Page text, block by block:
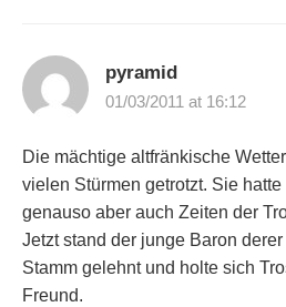
pyramid
01/03/2011 at 16:12
Die mächtige altfränkische
vielen Stürmen getrotzt. Sie hatte
genauso aber auch Zeiten der
Jetzt stand der junge Baron
Stamm gelehnt und holte sich
Freund.